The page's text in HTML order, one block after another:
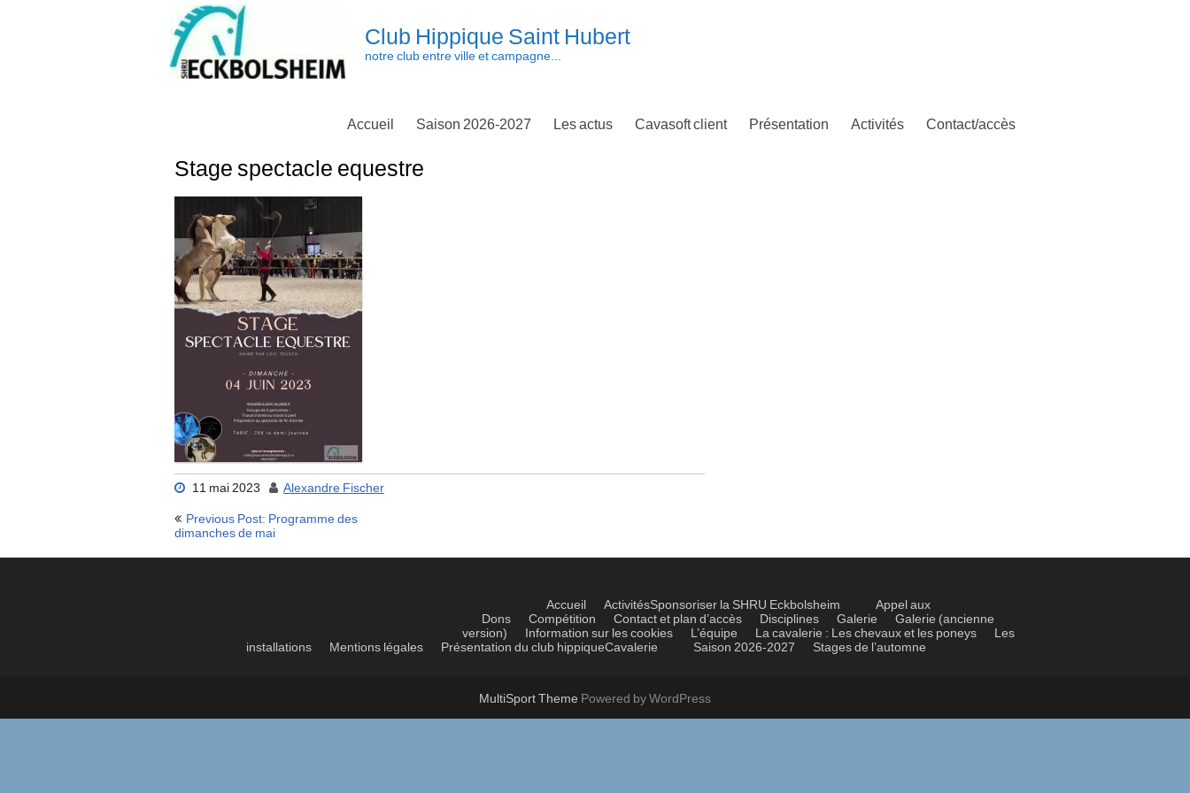
Club Hippique Saint Hubert
notre club entre ville et campagne...
Accueil Saison 2026-2027 Les actus Cavasoft client Présentation Activités Contact/accès
Stage spectacle equestre
11 mai 2023 Alexandre Fischer
Navigation
de
l’article
Previous Post: Programme des
dimanches de mai
Accueil ActivitésSponsoriser la SHRU Eckbolsheim
Appel aux
Dons
Compétition Contact et plan d’accès Disciplines Galerie
Galerie (ancienne
version)
Information sur les cookies L’équipe La cavalerie : Les chevaux et les poneys
Les
installations
Mentions légales Présentation du club hippiqueCavalerie Saison 2026-2027 Stages de l’automne
MultiSport Theme Powered by WordPress